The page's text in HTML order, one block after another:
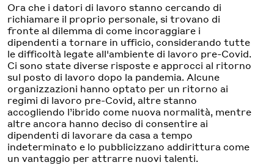
Ora che i datori di lavoro stanno cercando di
richiamare il proprio personale, si trovano di
fronte al dilemma di come incoraggiare i
dipendenti a tornare in ufficio, considerando tutte
le difficoltà legate all'ambiente di lavoro pre-Covid.
Ci sono state diverse risposte e approcci al ritorno
sul posto di lavoro dopo la pandemia. Alcune
organizzazioni hanno optato per un ritorno ai
regimi di lavoro pre-Covid, altre stanno
accogliendo l’ibrido come nuova normalità, mentre
altre ancora hanno deciso di consentire ai
dipendenti di lavorare da casa a tempo
indeterminato e lo pubblicizzano addirittura come
un vantaggio per attrarre nuovi talenti.